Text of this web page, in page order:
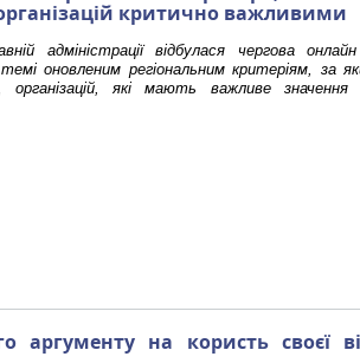
критично важливими
адміністрації відбулася чергова
оновленим регіональним критеріям, за
організацій, які мають важливе значення
на користь своєї